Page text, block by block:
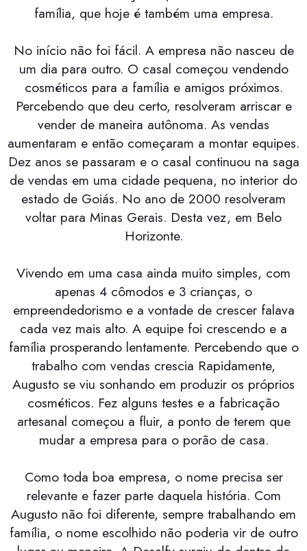
família, que hoje é também uma empresa.
No início não foi fácil. A empresa não nasceu de
um dia para outro. O casal começou vendendo
cosméticos para a família e amigos próximos.
Percebendo que deu certo, resolveram arriscar e
vender de maneira autônoma. As vendas
aumentaram e então começaram a montar equipes.
Dez anos se passaram e o casal continuou na saga
de vendas em uma cidade pequena, no interior do
estado de Goiás. No ano de 2000 resolveram
voltar para Minas Gerais. Desta vez, em Belo
Horizonte.
Vivendo em uma casa ainda muito simples, com
apenas 4 cômodos e 3 crianças, o
empreendedorismo e a vontade de crescer falava
cada vez mais alto. A equipe foi crescendo e a
família prosperando lentamente. Percebendo que o
trabalho com vendas crescia Rapidamente,
Augusto se viu sonhando em produzir os próprios
cosméticos. Fez alguns testes e a fabricação
artesanal começou a fluir, a ponto de terem que
mudar a empresa para o porão de casa.
Como toda boa empresa, o nome precisa ser
relevante e fazer parte daquela história. Com
Augusto não foi diferente, sempre trabalhando em
família, o nome escolhido não poderia vir de outro